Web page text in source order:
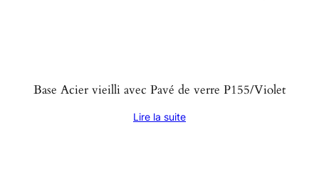
Base Acier vieilli avec Pavé de verre P155/Violet
Lire la suite